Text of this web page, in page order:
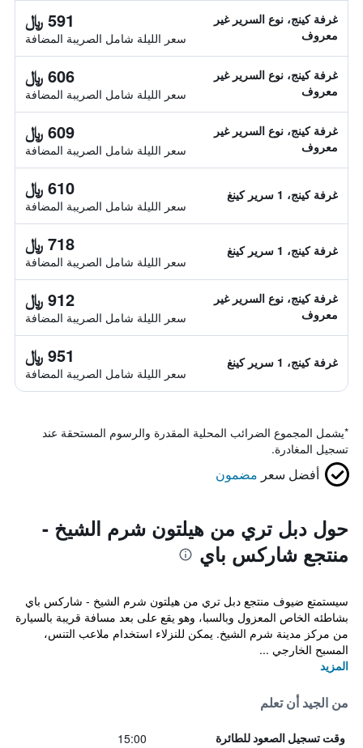
غرفة كينج، نوع السرير غير
معروف
591 ﷼
سعر الليلة شامل الصريبة المضافة
غرفة كينج، نوع السرير غير
معروف
606 ﷼
سعر الليلة شامل الصريبة المضافة
غرفة كينج، نوع السرير غير
معروف
609 ﷼
سعر الليلة شامل الصريبة المضافة
غرفة كينج، 1 سرير كينغ 610 ﷼
سعر الليلة شامل الصريبة المضافة
غرفة كينج، 1 سرير كينغ 718 ﷼
سعر الليلة شامل الصريبة المضافة
غرفة كينج، نوع السرير غير
معروف
912 ﷼
سعر الليلة شامل الصريبة المضافة
غرفة كينج، 1 سرير كينغ 951 ﷼
سعر الليلة شامل الصريبة المضافة
*يشمل المجموع الضرائب المحلية المقدرة والرسوم المستحقة عند
تسجيل المغادرة.
أفضل سعر مضمون
حول دبل تري من هيلتون شرم الشيخ -
منتجع شاركس باي
سيستمتع ضيوف منتجع دبل تري من هيلتون شرم الشيخ - شاركس باي
بشاطئه الخاص المعزول وبالسبا، وهو يقع على بعد مسافة قريبة بالسيارة
من مركز مدينة شرم الشيخ. يمكن للنزلاء استخدام ملاعب التنس،
المسبح الخارجي ...
المزيد
من الجيد أن تعلم
وقت تسجيل الصعود للطائرة 15:00